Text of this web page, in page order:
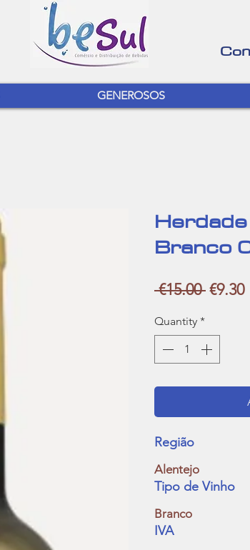
GENEROSOS
Branco
€15.00 Regular
€9.30
Quantity *
Região
Alentejo
Tipo de Vinho
Branco
IVA